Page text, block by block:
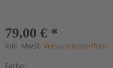
79,00 € *
inkl. MwSt. Versandkostenfrei!
Farbe: